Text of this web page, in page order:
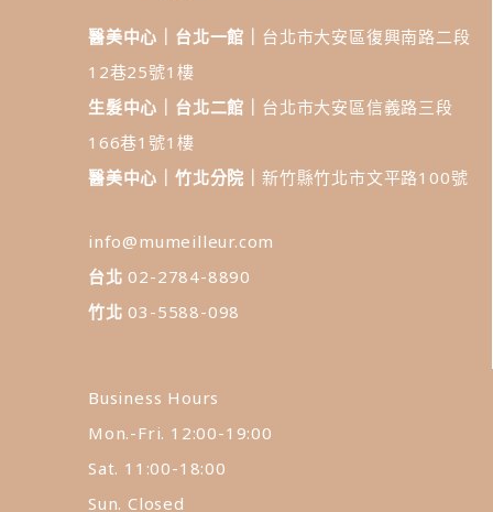
醫美中心｜台北一館｜ 台北市大安區復興南路二段
12巷25號1樓
生髮中心｜台北二館｜ 台北市大安區信義路三段
166巷1號1樓
醫美中心｜竹北分院｜ 新竹縣竹北市文平路100號
info@mumeilleur.com
台北 02-2784-8890
竹北03-5588-098
Business Hours
Mon.-Fri. 12:00-19:00
Sat. 11:00-18:00
Sun. Closed